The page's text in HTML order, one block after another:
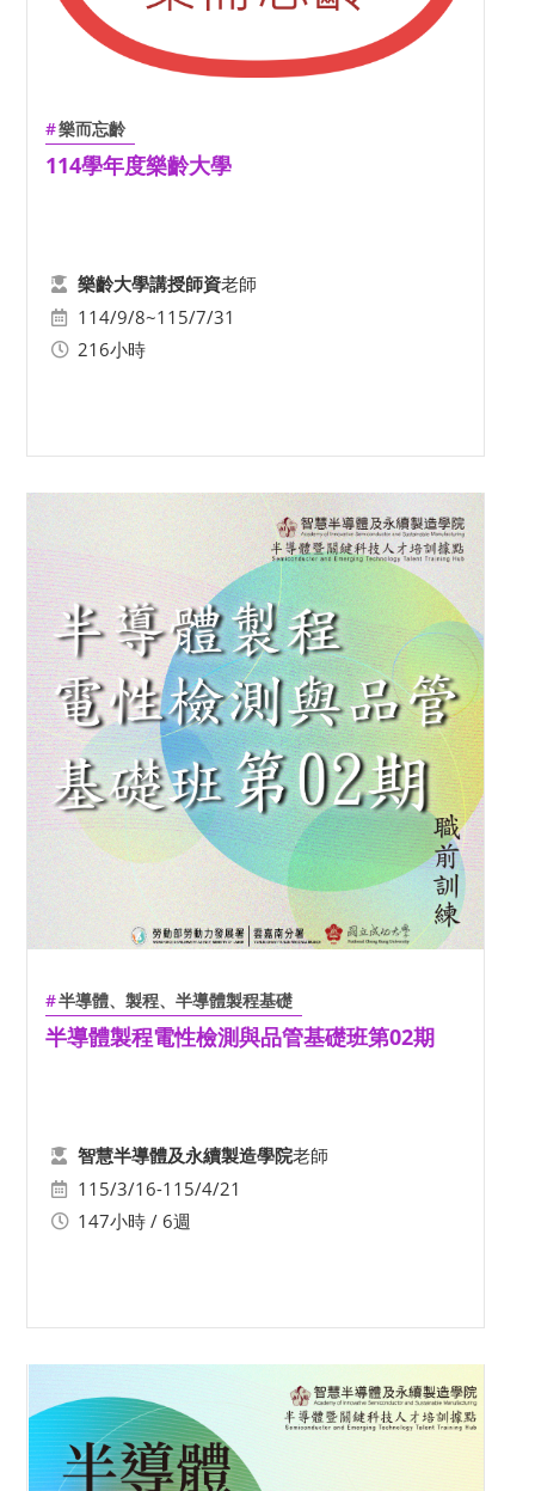
樂而忘齡
114學年度樂齡大學
樂齡大學講授師資老師
114/9/8~115/7/31
216小時
半導體、製程、半導體製程基礎
半導體製程電性檢測與品管基礎班第02期
智慧半導體及永續製造學院老師
115/3/16-115/4/21
147小時 / 6週